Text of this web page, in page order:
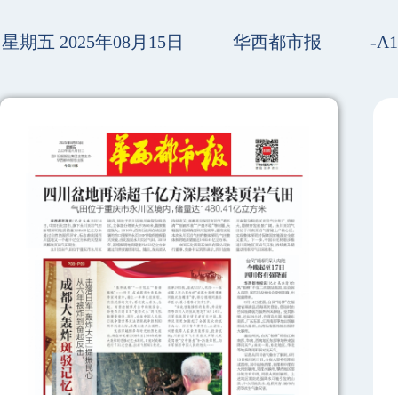
星期五 2025年08月15日 华西都市报 -